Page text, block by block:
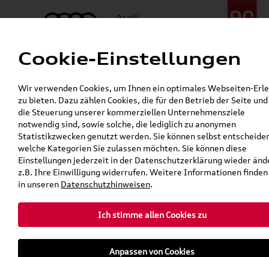
Menü
24h-Pannenhilfe:+49 (0)171 / 870 72 87
Gerade geschlossen
Verkauf:
Mo. - Fr. 08:00 - 19:00 Uhr Sa. 09:00 - 13:00 Uhr
Service:Mo. - Fr. 06:00 - 20:00 Uhr Sa. 08:00 - 13:00 Uhr
Cookie-Einstellungen
Wir verwenden Cookies, um Ihnen ein optimales Webseiten-
zu bieten. Dazu zählen Cookies, die für den Betrieb der Seite
die Steuerung unserer kommerziellen Unternehmensziele
notwendig sind, sowie solche, die lediglich zu anonymen
Statistikzwecken genutzt werden. Sie können selbst
welche Kategorien Sie zulassen möchten. Sie können diese
Einstellungen jederzeit in der Datenschutzerklärung wieder
z.B. Ihre Einwilligung widerrufen. Weitere Informationen finden
in unseren Datenschutzhinweisen.
Ich stimme allen Cookies zu
Anpassen von Cookies